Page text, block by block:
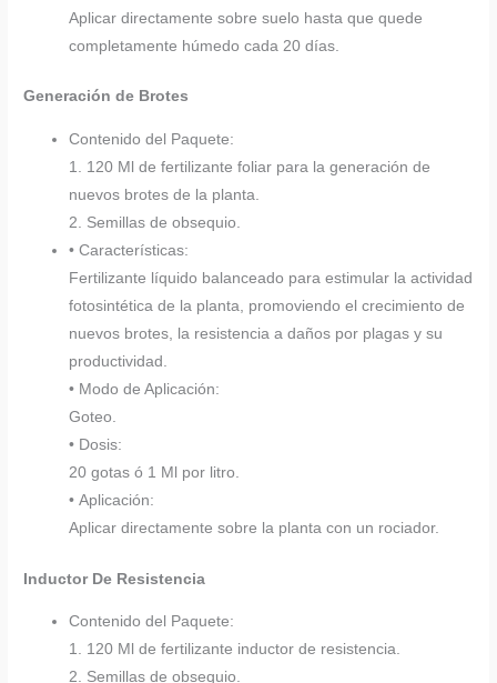
Aplicar directamente sobre suelo hasta que quede
completamente húmedo cada 20 días.
Generación de Brotes
Contenido del Paquete:
1. 120 Ml de fertilizante foliar para la generación de
nuevos brotes de la planta.
2. Semillas de obsequio.
• Características:
Fertilizante líquido balanceado para estimular la actividad
fotosintética de la planta, promoviendo el crecimiento de
nuevos brotes, la resistencia a daños por plagas y su
productividad.
• Modo de Aplicación:
Goteo.
• Dosis:
20 gotas ó 1 Ml por litro.
• Aplicación:
Aplicar directamente sobre la planta con un rociador.
Inductor De Resistencia
Contenido del Paquete:
1. 120 Ml de fertilizante inductor de resistencia.
2. Semillas de obsequio.